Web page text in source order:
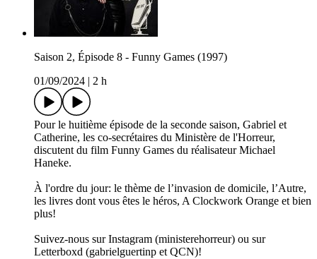
Saison 2, Épisode 8 - Funny Games (1997)
01/09/2024
2 h
Pour le huitième épisode de la seconde saison, Gabriel et
Catherine, les co-secrétaires du Ministère de l'Horreur,
discutent du film Funny Games du réalisateur Michael
Haneke.
À l'ordre du jour: le thème de l’invasion de domicile, l’Autre,
les livres dont vous êtes le héros, A Clockwork Orange et bien
plus!
Suivez-nous sur Instagram (ministerehorreur) ou sur
Letterboxd (gabrielguertinp et QCN)!